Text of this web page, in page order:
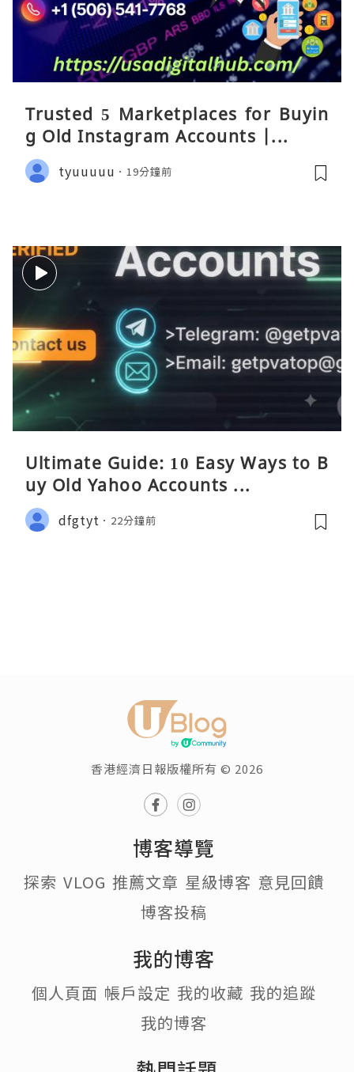
Trusted 5 Marketplaces for Buyin
g Old Instagram Accounts |...
tyuuuuu 19分鐘前
Ultimate Guide: 10 Easy Ways to B
uy Old Yahoo Accounts ...
dfgtyt 22分鐘前
香港經濟日報版權所有 © 2026
博客導覽
探索 VLOG 推薦文章 星級博客 意見回饋
博客投稿
我的博客
個人頁面 帳戶設定 我的收藏 我的追蹤
我的博客